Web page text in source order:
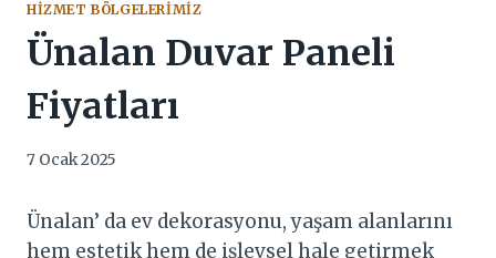
HIZMET BÖLGELERIMIZ
Ünalan Duvar Paneli
Fiyatları
7 Ocak 2025
Ünalan’ da ev dekorasyonu, yaşam alanlarını
hem estetik hem de işlevsel hale getirmek